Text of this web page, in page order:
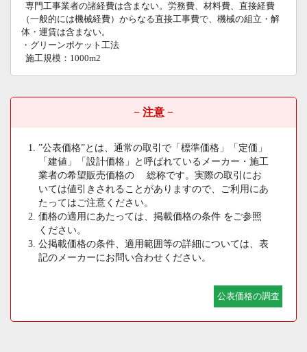
専門工事業者の諸経費は含まない。労務費、材料費、直接経費
（一般的には機械経費）からなる直接工事費で、機械の組立・解
体・運賃は含まない。
・グリーンポケット工法
施工規模：1000m2
− 注意 −
”公表価格”とは、通常の取引で「標準価格」「定価」
「建値」「設計価格」と呼ばれているメーカー・施工
業者の希望販売価格の 総称です。実際の取引にお
いては値引きされることがありますので、ご利用にあ
たってはご注意ください。
価格の適用にあたっては、掲載価格の条件 をご参照
ください。
公掲載価格の条件、適用範囲等の詳細については、表
記のメーカーにお問い合わせください。
公表価格の調査